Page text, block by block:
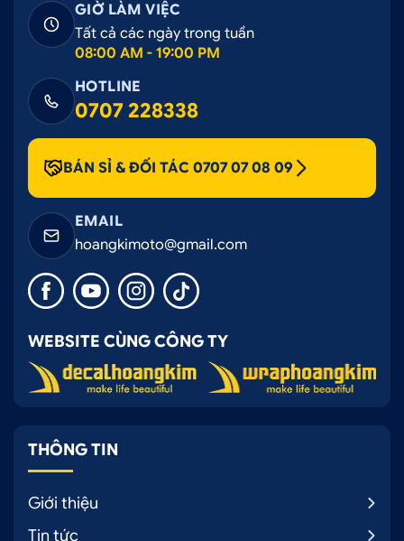
GIỜ LÀM VIỆC
Tất cả các ngày trong tuần
08:00 AM - 19:00 PM
HOTLINE
0707 228338
BÁN SỈ & ĐỐI TÁC 0707 07 08 09
EMAIL
hoangkimoto@gmail.com
WEBSITE CÙNG CÔNG TY
THÔNG TIN
Giới thiệu
Tin tức